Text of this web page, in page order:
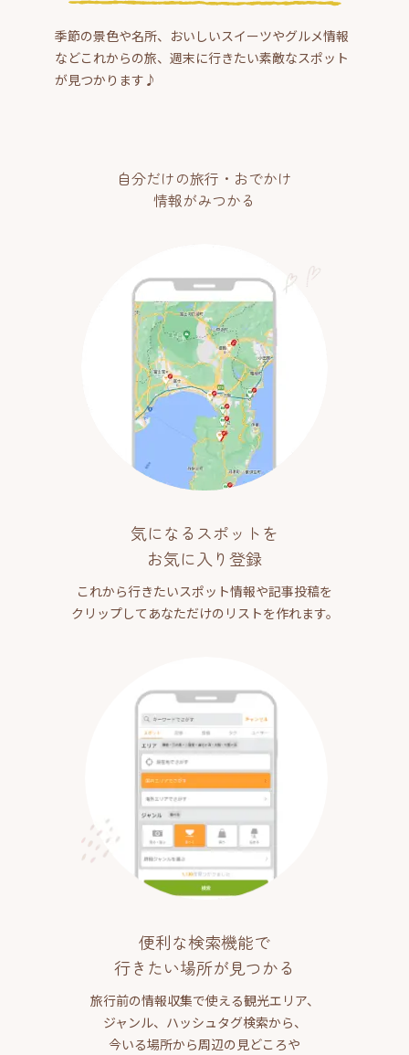
季節の景色や名所、おいしいスイーツやグルメ情報
などこれからの旅、週末に行きたい素敵なスポット
が見つかります♪
自分だけの旅行・おでかけ
情報がみつかる
気になるスポットを
お気に入り登録
これから行きたいスポット情報や記事投稿を
クリップしてあなただけのリストを作れます。
便利な検索機能で
行きたい場所が見つかる
旅行前の情報収集で使える観光エリア、
ジャンル、ハッシュタグ検索から、
今いる場所から周辺の見どころや